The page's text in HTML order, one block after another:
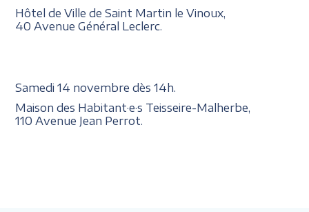
Hôtel de Ville de Saint Martin le Vinoux,
40 Avenue Général Leclerc.
Samedi 14 novembre dès 14h.
Maison des Habitant·e·s Teisseire-Malherbe,
110 Avenue Jean Perrot.